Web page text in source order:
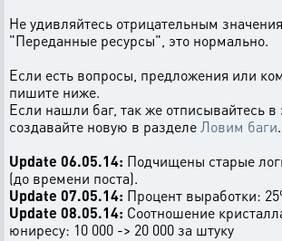
Не удивляйтесь отрицательным
"Переданные ресурсы", это нормально.
Если есть вопросы, предложения или
пишите ниже.
Если нашли баг, так же отписывайтесь в
создавайте новую в разделе Ловим баги.
Update 06.05.14: Подчищены старые
(до времени поста).
Update 07.05.14: Процент выработки:
Update 08.05.14: Соотношение
юниресу: 10 000 -> 20 000 за штуку